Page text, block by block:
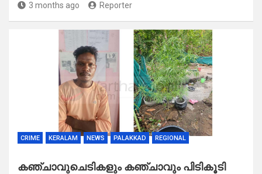
3 months ago Reporter
CRIME KERALAM NEWS PALAKKAD REGIONAL
കഞ്ചാവുചെടികളും കഞ്ചാവും പിടികൂടി